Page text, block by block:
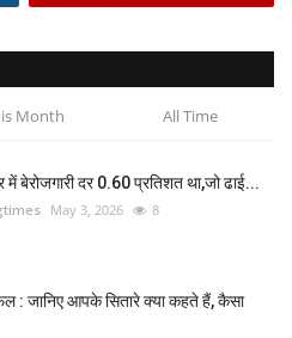
Month All Time
बेरोजगारी दर 0.60 प्रतिशत था,जो ढाई...
May 3, 2026 8
: जानिए आपके सितारे क्या कहते हैं, कैसा